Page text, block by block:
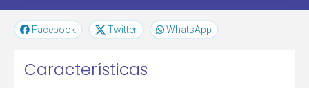
Facebook Twitter WhatsApp
Características